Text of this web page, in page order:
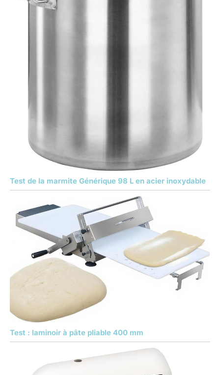
Test de la marmite Générique 98 L en acier inoxydable
Test : laminoir à pâte pliable 400 mm